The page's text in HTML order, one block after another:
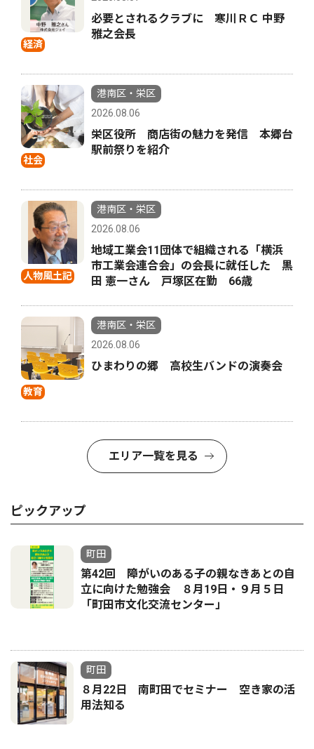
経済
必要とされるクラブに 寒川ＲＣ 中野
雅之会長
社会
港南区・栄区
2026.08.06
栄区役所 商店街の魅力を発信 本郷台
駅前祭りを紹介
人物風土記
港南区・栄区
2026.08.06
地域工業会11団体で組織される「横浜
市工業会連合会」の会長に就任した 黒
田 憲一さん 戸塚区在勤 66歳
教育
港南区・栄区
2026.08.06
ひまわりの郷 高校生バンドの演奏会
エリア一覧を見る
ピックアップ
町田
第42回 障がいのある子の親なきあとの自
立に向けた勉強会 ８月19日・９月５日
「町田市文化交流センター」
町田
８月22日 南町田でセミナー 空き家の活
用法知る